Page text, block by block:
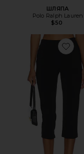
ШЛЯПА
Polo Ralph Lauren
$50